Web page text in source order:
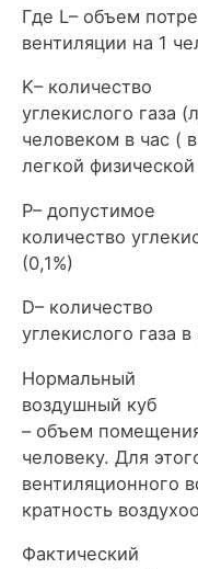
Где L– объем
вентиляции на 1
K– количество
углекислого газа
человеком в час (
легкой
P– допустимое
количество
(0,1%)
D– количество
углекислого газа
Нормальный
воздушный куб
– объем
человеку. Для
вентиляционного
кратность
Фактический